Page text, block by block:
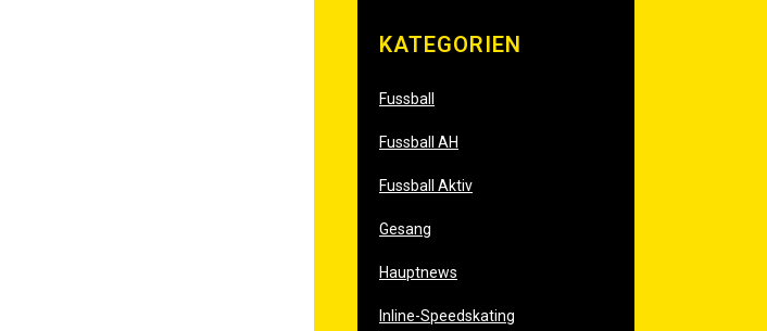
KATE­GO­RIEN
Fussball
Fussball AH
Fussball Aktiv
Gesang
Hauptnews
Inline-Speedskating